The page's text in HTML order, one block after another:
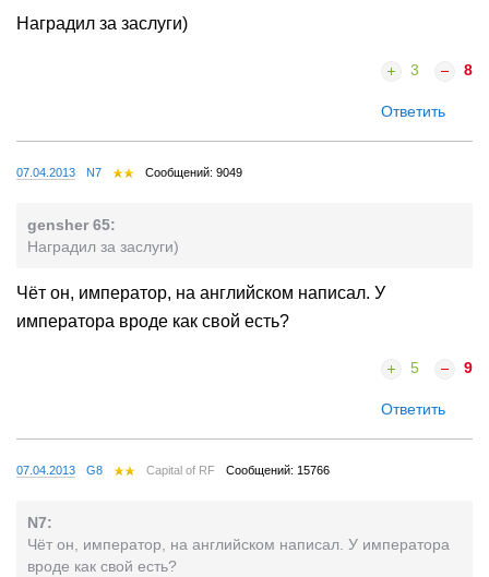
Наградил за заслуги)
3 8
Ответить
07.04.2013 N7 Сообщений: 9049
gensher 65:
Наградил за заслуги)
Чёт он, император, на английском написал. У
императора вроде как свой есть?
5 9
Ответить
07.04.2013 G8 Capital of RF Сообщений: 15766
N7:
Чёт он, император, на английском написал. У императора
вроде как свой есть?